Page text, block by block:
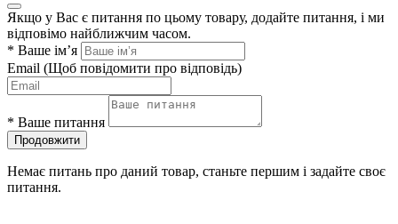
Якщо у Вас є питання по цьому товару, додайте питання, і ми
відповімо найближчим часом.
* Ваше ім’я
Email (Щоб повідомити про відповідь)
* Ваше питання
Продовжити
Немає питань про даний товар, станьте першим і задайте своє
питання.